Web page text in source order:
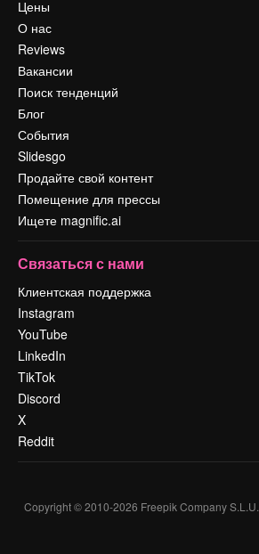
Цены
О нас
Reviews
Вакансии
Поиск тенденций
Блог
События
Slidesgo
Продайте свой контент
Помещение для прессы
Ищете magnific.ai
Связаться с нами
Клиентская поддержка
Instagram
YouTube
LinkedIn
TikTok
Discord
X
Reddit
Copyright © 2010-2026 Freepik Company S.L.U.